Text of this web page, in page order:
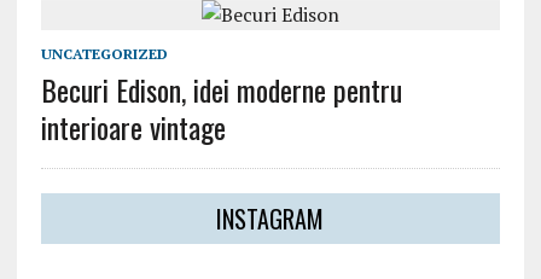
UNCATEGORIZED
Becuri Edison, idei moderne pentru
interioare vintage
INSTAGRAM